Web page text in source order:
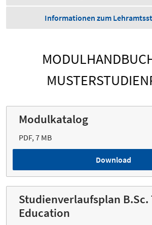
Informationen zum
Modulkatalog
PDF, 7 MB
Download
Studienverlaufsplan B.Sc.
Education